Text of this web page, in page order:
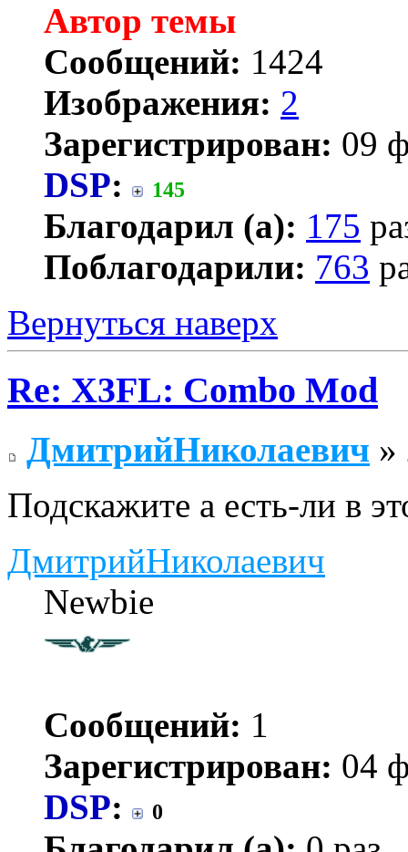
Автор темы
Сообщений: 1424
Изображения: 2
Зарегистрирован: 09
DSP: 145
Благодарил (а): 175
Поблагодарили: 763
Вернуться наверх
Re: X3FL: Combo Mod
ДмитрийНиколаевич »
Подскажите а есть-ли в
ДмитрийНиколаевич
Newbie
Сообщений: 1
Зарегистрирован: 04
DSP: 0